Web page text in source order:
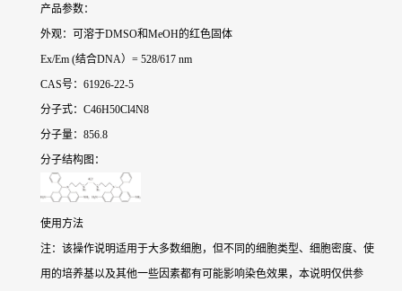
产品参数：
外观：可溶于DMSO和MeOH的红色固体
Ex/Em (结合DNA）= 528/617 nm
CAS号：61926-22-5
分子式：C46H50Cl4N8
分子量：856.8
分子结构图：
使用方法
注：该操作说明适用于大多数细胞，但不同的细胞类型、细胞密度、使
用的培养基以及其他一些因素都有可能影响染色效果，本说明仅供参